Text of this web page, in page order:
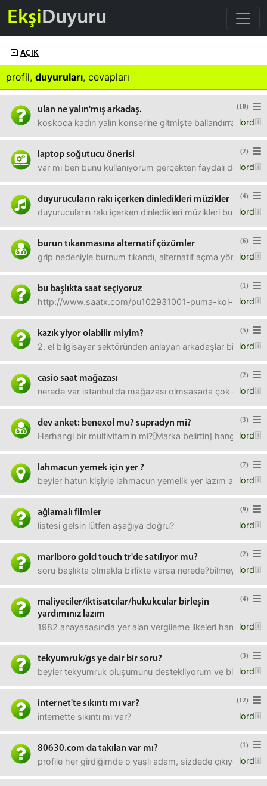
EkşiDuyuru
AÇIK
profil, duyuruları, cevapları
(10)
ulan ne yalın'mış arkadaş.
lord
koskoca kadın yalın konserine gitmişte ballandırra
(2)
laptop soğutucu önerisi
lord
var mı ben bunu kullanıyorum gerçekten faydalı
(4)
duyurucuların rakı içerken dinledikleri müzikler
lord
duyurucuların rakı içerken dinledikleri müzikleri bu
(6)
burun tıkanmasına alternatif çözümler
lord
grip nedeniyle burnum tıkandı, alternatif açma
(1)
bu başlıkta saat seçiyoruz
lord
http://www.saatx.com/pu102931001-puma-kol-saati-
(5)
kazık yiyor olabilir miyim?
lord
2. el bilgisayar sektöründen anlayan arkadaşlar bir
(2)
casio saat mağazası
lord
nerede var istanbul'da mağazası olmsasada çok çeşitli
(3)
dev anket: benexol mu? supradyn mi?
lord
Herhangi bir multivitamin mi?[Marka belirtin] hangisiyse
(7)
lahmacun yemek için yer ?
lord
beyler hatun kişiyle lahmacun yemelik yer lazım ama
(9)
ağlamalı filmler
lord
listesi gelsin lütfen aşağıya doğru?
(2)
marlboro gold touch tr'de satılıyor mu?
lord
soru başlıkta olmakla birlikte varsa
(4)
maliyeciler/iktisatcılar/hukukcular birleşin
yardımınız lazım
lord
1982 anayasasında yer alan vergileme ilkeleri
(3)
tekyumruk/gs ye dair bir soru?
lord
beyler tekyumruk oluşumunu destekliyorum ve bir web
(12)
internet'te sıkıntı mı var?
lord
internette sıkıntı mı var?
(1)
80630.com da takılan var mı?
lord
profile her girdiğimde o yaşlı adam, sizdede çıkıyor mu :D